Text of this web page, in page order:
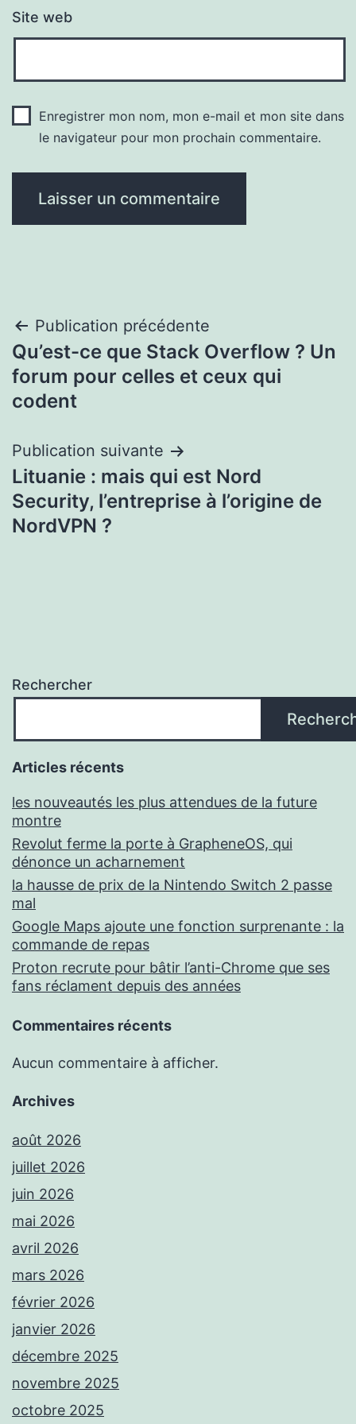
Site web
Enregistrer mon nom, mon e-mail et mon site dans
le navigateur pour mon prochain commentaire.
Navigation
de
l’article
Publication précédente
Qu’est-ce que Stack Overflow ? Un
forum pour celles et ceux qui
codent
Publication suivante
Lituanie : mais qui est Nord
Security, l’entreprise à l’origine de
NordVPN ?
Rechercher
Articles récents
les nouveautés les plus attendues de la future
montre
Revolut ferme la porte à GrapheneOS, qui
dénonce un acharnement
la hausse de prix de la Nintendo Switch 2 passe
mal
Google Maps ajoute une fonction surprenante : la
commande de repas
Proton recrute pour bâtir l’anti-Chrome que ses
fans réclament depuis des années
Commentaires récents
Aucun commentaire à afficher.
Archives
août 2026
juillet 2026
juin 2026
mai 2026
avril 2026
mars 2026
février 2026
janvier 2026
décembre 2025
novembre 2025
octobre 2025